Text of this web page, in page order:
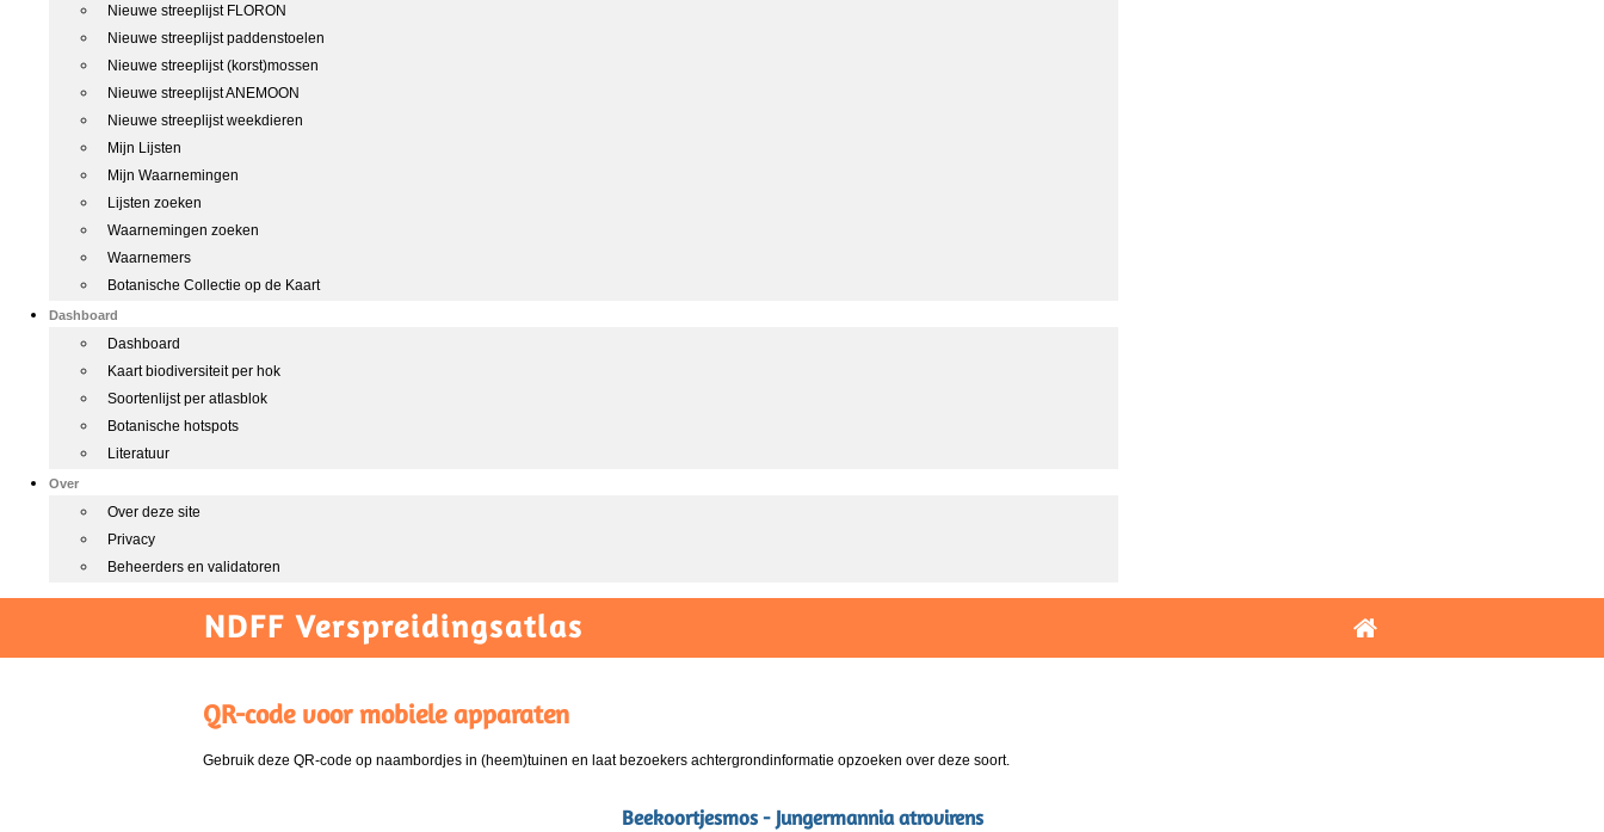
Nieuwe streeplijst FLORON
Nieuwe streeplijst paddenstoelen
Nieuwe streeplijst (korst)mossen
Nieuwe streeplijst ANEMOON
Nieuwe streeplijst weekdieren
Mijn Lijsten
Mijn Waarnemingen
Lijsten zoeken
Waarnemingen zoeken
Waarnemers
Botanische Collectie op de Kaart
Dashboard
Dashboard
Kaart biodiversiteit per hok
Soortenlijst per atlasblok
Botanische hotspots
Literatuur
Over
Over deze site
Privacy
Beheerders en validatoren
NDFF Verspreidingsatlas
QR-code voor mobiele apparaten
Gebruik deze QR-code op naambordjes in (heem)tuinen en laat bezoekers achtergrondinformatie opzoeken over deze soort.
Beekoortjesmos - Jungermannia atrovirens